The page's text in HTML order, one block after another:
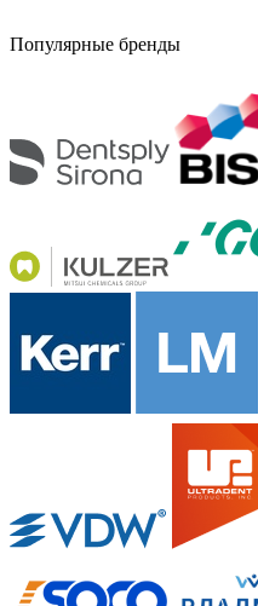
Популярные бренды